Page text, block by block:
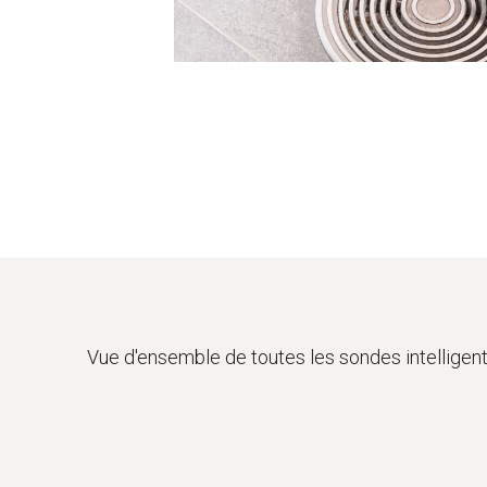
Vue d'ensemble de toutes les sondes